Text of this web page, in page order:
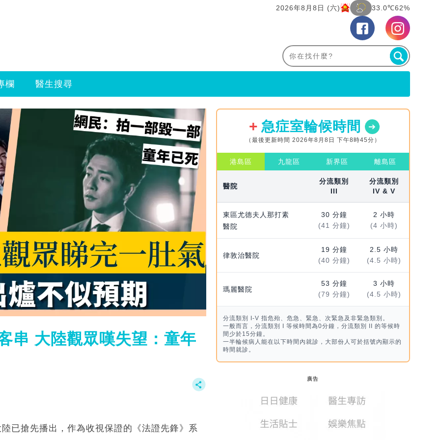
2026年8月8日 (六) 33.0℃62%
欄 醫生搜尋
串 大陸觀眾嘆失望：童年
已搶先播出，作為收視保證的《法證先鋒》系
急症室輪候時間
（最後更新時間 2026年8月8日 下午8時45分）
港島區 九龍區 新界區 離島區
醫院
分流類別
III
分流類別
IV & V
東區尤德夫人那打素
醫院
30 分鐘
(41 分鐘)
2 小時
(4 小時)
律敦治醫院
19 分鐘
(40 分鐘)
2.5 小時
(4.5 小時)
瑪麗醫院
53 分鐘
(79 分鐘)
3 小時
(4.5 小時)
分流類別 I-V 指危殆、危急、緊急、次緊急及非緊急類別。
一般而言，分流類別 I 等候時間為0分鐘，分流類別 II 的等候時
間少於15分鐘。
一半輪候病人能在以下時間內就診，大部份人可於括號內顯示的
時間就診。
廣告